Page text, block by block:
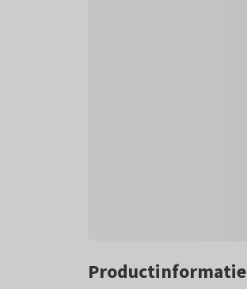
Productinformatie